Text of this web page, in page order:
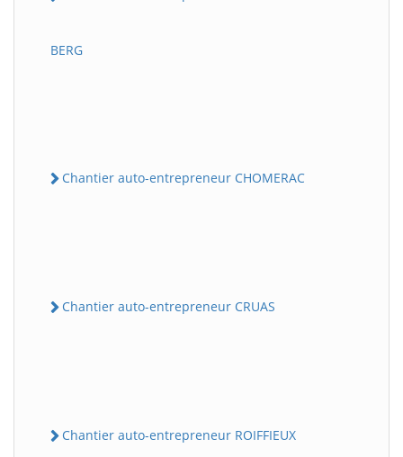
BERG
Chantier auto-entrepreneur CHOMERAC
Chantier auto-entrepreneur CRUAS
Chantier auto-entrepreneur ROIFFIEUX